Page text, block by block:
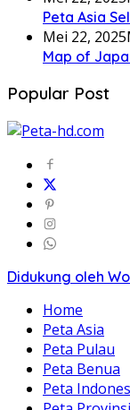
Peta Asia
Mei 22, 2025
Map of
Popular Post
Didukung oleh
Home
Peta Asia
Peta Pulau
Peta Benua
Peta